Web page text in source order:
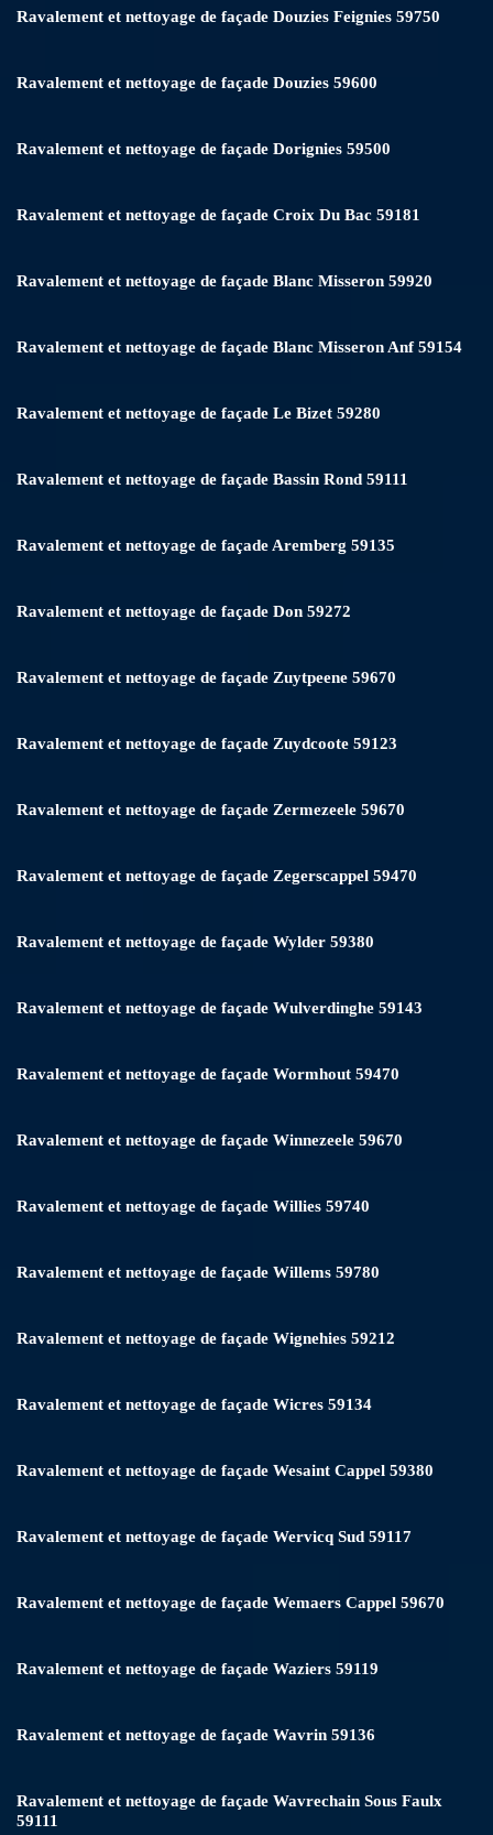
Ravalement et nettoyage de façade Douzies Feignies 59750
Ravalement et nettoyage de façade Douzies 59600
Ravalement et nettoyage de façade Dorignies 59500
Ravalement et nettoyage de façade Croix Du Bac 59181
Ravalement et nettoyage de façade Blanc Misseron 59920
Ravalement et nettoyage de façade Blanc Misseron Anf 59154
Ravalement et nettoyage de façade Le Bizet 59280
Ravalement et nettoyage de façade Bassin Rond 59111
Ravalement et nettoyage de façade Aremberg 59135
Ravalement et nettoyage de façade Don 59272
Ravalement et nettoyage de façade Zuytpeene 59670
Ravalement et nettoyage de façade Zuydcoote 59123
Ravalement et nettoyage de façade Zermezeele 59670
Ravalement et nettoyage de façade Zegerscappel 59470
Ravalement et nettoyage de façade Wylder 59380
Ravalement et nettoyage de façade Wulverdinghe 59143
Ravalement et nettoyage de façade Wormhout 59470
Ravalement et nettoyage de façade Winnezeele 59670
Ravalement et nettoyage de façade Willies 59740
Ravalement et nettoyage de façade Willems 59780
Ravalement et nettoyage de façade Wignehies 59212
Ravalement et nettoyage de façade Wicres 59134
Ravalement et nettoyage de façade Wesaint Cappel 59380
Ravalement et nettoyage de façade Wervicq Sud 59117
Ravalement et nettoyage de façade Wemaers Cappel 59670
Ravalement et nettoyage de façade Waziers 59119
Ravalement et nettoyage de façade Wavrin 59136
Ravalement et nettoyage de façade Wavrechain Sous Faulx
59111